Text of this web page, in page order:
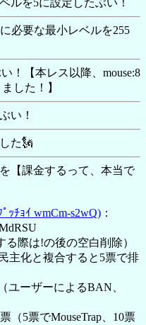
ルを5に設定したぶい！
必要な最小レベルを255
！【本レス以降、mouse:8
した！】
い！
た🗽
【課金するって、本当で
ﾟｯﾁｮｲ wmCm-s2wQ) ：
際は!の後の空白削除）
主化と複合すると5票で排
ユーザーによるBAN、
（5票でMouseTrap、10票